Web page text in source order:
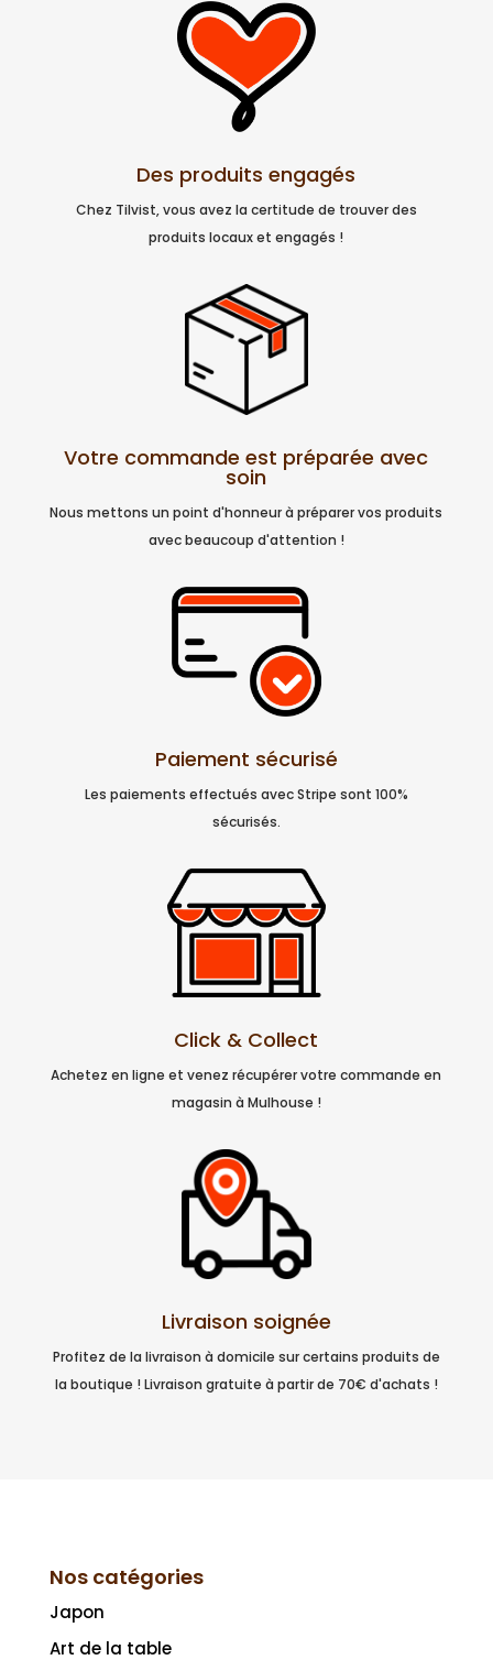
Des produits engagés
Chez Tilvist, vous avez la certitude de trouver des
produits locaux et engagés !
Votre commande est préparée avec
soin
Nous mettons un point d'honneur à préparer vos produits
avec beaucoup d'attention !
Paiement sécurisé
Les paiements effectués avec Stripe sont 100%
sécurisés.
Click & Collect
Achetez en ligne et venez récupérer votre commande en
magasin à Mulhouse !
Livraison soignée
Profitez de la livraison à domicile sur certains produits de
la boutique ! Livraison gratuite à partir de 70€ d'achats !
Nos catégories
Japon
Art de la table